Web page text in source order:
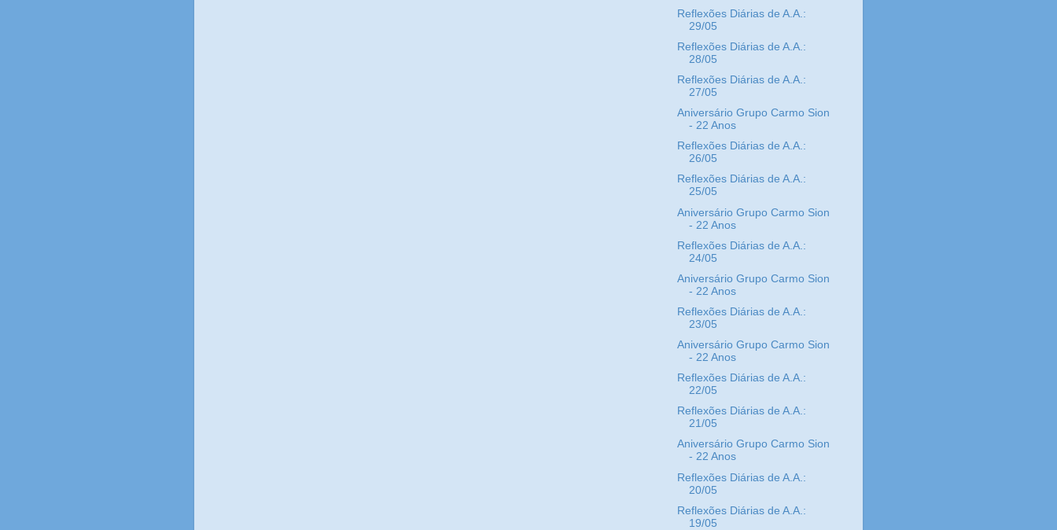
Reflexões Diárias de A.A.:
29/05
Reflexões Diárias de A.A.:
28/05
Reflexões Diárias de A.A.:
27/05
Aniversário Grupo Carmo Sion
- 22 Anos
Reflexões Diárias de A.A.:
26/05
Reflexões Diárias de A.A.:
25/05
Aniversário Grupo Carmo Sion
- 22 Anos
Reflexões Diárias de A.A.:
24/05
Aniversário Grupo Carmo Sion
- 22 Anos
Reflexões Diárias de A.A.:
23/05
Aniversário Grupo Carmo Sion
- 22 Anos
Reflexões Diárias de A.A.:
22/05
Reflexões Diárias de A.A.:
21/05
Aniversário Grupo Carmo Sion
- 22 Anos
Reflexões Diárias de A.A.:
20/05
Reflexões Diárias de A.A.:
19/05